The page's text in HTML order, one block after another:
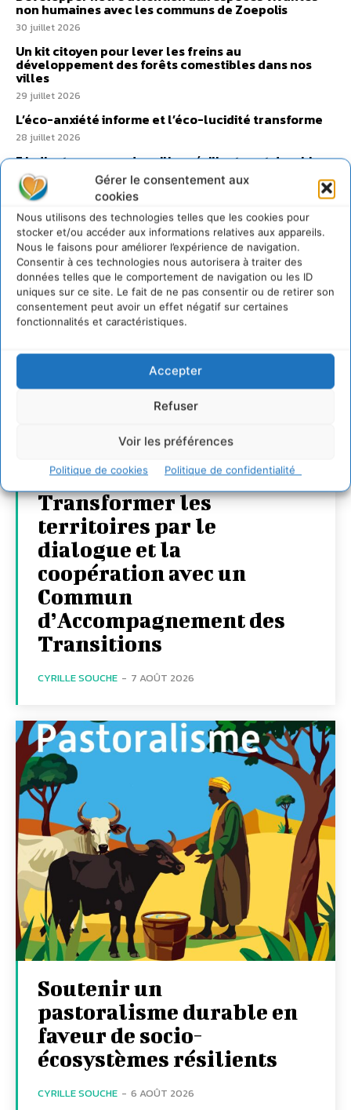
Gérer le consentement aux
cookies
Nous utilisons des technologies telles que les cookies pour
stocker et/ou accéder aux informations relatives aux appareils.
Nous le faisons pour améliorer l’expérience de navigation.
Consentir à ces technologies nous autorisera à traiter des
données telles que le comportement de navigation ou les ID
uniques sur ce site. Le fait de ne pas consentir ou de retirer son
consentement peut avoir un effet négatif sur certaines
fonctionnalités et caractéristiques.
Accepter
Refuser
Voir les préférences
Politique de cookies Politique de confidentialité
non humaines avec les communs de Zoepolis
30 juillet 2026
Un kit citoyen pour lever les freins au
développement des forêts comestibles dans nos
villes
29 juillet 2026
L’éco-anxiété informe et l’éco-lucidité transforme
28 juillet 2026
7 indicateurs pour des villes résilientes et durables,
adaptées au changement climatique
27 juillet 2026
Transformer les
territoires par le
dialogue et la
coopération avec un
Commun
d’Accompagnement des
Transitions
CYRILLE SOUCHE - 7 AOÛT 2026
Soutenir un
pastoralisme durable en
faveur de socio-
écosystèmes résilients
CYRILLE SOUCHE - 6 AOÛT 2026